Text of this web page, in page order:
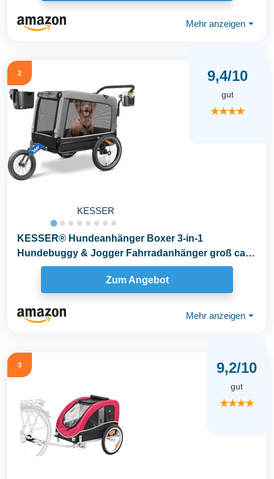
Mehr anzeigen ⏷
2
KESSER
9,4/10
gut
★★★★
KESSER® Hundeanhänger Boxer 3-in-1
Hundebuggy & Jogger Fahrradanhänger groß ca.
240 Liter...
Zum Angebot
Mehr anzeigen ⏷
3 9,2/10
gut
★★★★